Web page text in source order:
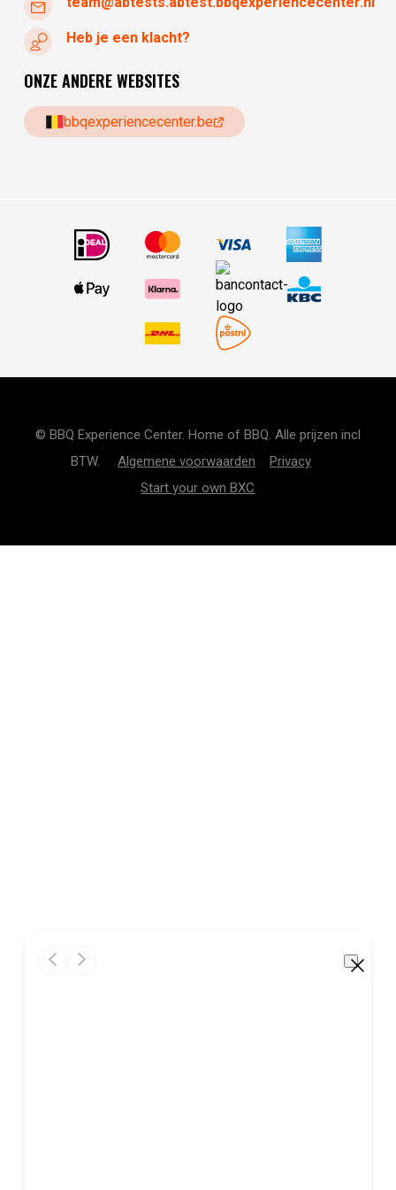
Heb je een klacht?
ONZE ANDERE WEBSITES
bbqexperiencecenter.be
© BBQ Experience Center. Home of BBQ. Alle prijzen incl
BTW. Algemene voorwaarden
Privacy
Start your own BXC